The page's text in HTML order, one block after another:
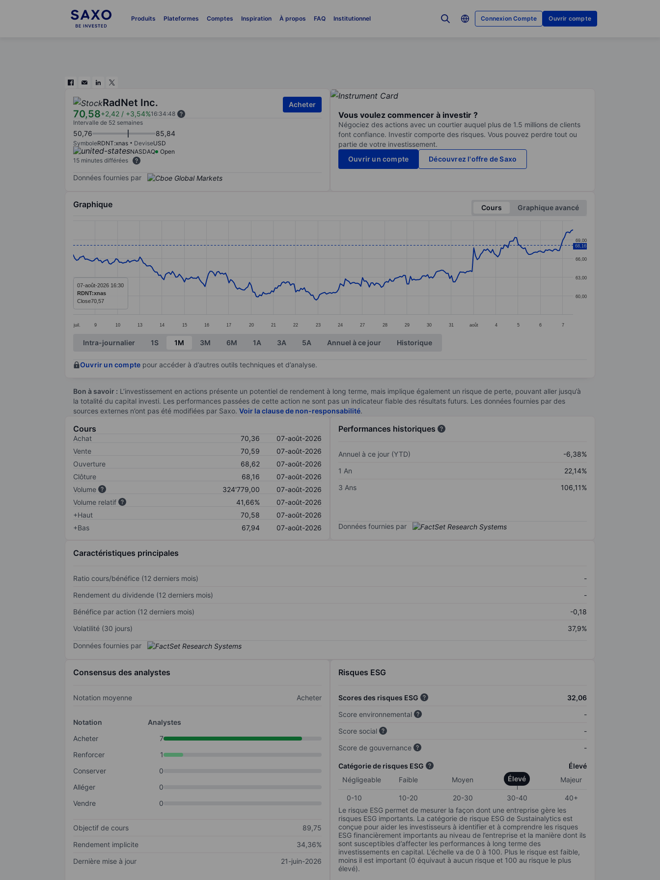
Produits Plateformes Comptes Inspiration À propos FAQ Institutionnel Connexion Compte Ouvrir compte
RadNet Inc.
70,58+2,42 / +3,54%16:34:48
Acheter
Intervalle de 52 semaines
50,76 85,84
SymboleRDNT:xnas DeviseUSD
NASDAQ
Open
15 minutes différées
Données fournies par
Vous voulez commencer à investir ?
Négociez des actions avec un courtier auquel plus de 1.5 millions de clients
font confiance. Investir comporte des risques. Vous pouvez perdre tout ou
partie de votre investissement.
Ouvrir un compte
Découvrez l'offre de Saxo
Graphique Cours
Graphique avancé
Line chart with 293 data points.
The chart has 1 X axis displaying categories.
The chart has 1 Y axis displaying values. Data ranges from 59.29 to 70.57.
juil. 9 10 13 14 15 16 17 20 21 22 23 24 27 28 29 30 31 août 4 5 6 7
60,00
63,00
66,00
69,00
68,16
07-août-2026 16:30
RDNT:xnas
Close70,57
End of interactive chart.
Intra-journalier 1S 1M 3M 6M 1A 3A 5A Annuel à ce jour Historique
Ouvrir un compte pour accéder à d’autres outils techniques et d’analyse.
Bon à savoir : L’investissement en actions présente un potentiel de rendement à long terme, mais implique également un risque de perte, pouvant aller jusqu’à
la totalité du capital investi. Les performances passées de cette action ne sont pas un indicateur fiable des résultats futurs. Les données fournies par des
sources externes n’ont pas été modifiées par Saxo. Voir la clause de non-responsabilité.
Cours
Achat 70,36
07-août-2026
Vente
70,59
07-août-2026
Ouverture
68,62
07-août-2026
Clôture
68,16
07-août-2026
Volume
324'779,00
07-août-2026
Volume relatif
41,66%
07-août-2026
+Haut
70,58
07-août-2026
+Bas
67,94 07-août-2026
Performances historiques
Annuel à ce jour (YTD)
-6,38%
1 An
22,14%
3 Ans
106,11%
Données fournies par
Caractéristiques principales
Ratio cours/bénéfice (12 derniers mois)
-
Rendement du dividende (12 derniers mois)
-
Bénéfice par action (12 derniers mois)
-0,18
Volatilité (30 jours)
37,9%
Données fournies par
Consensus des analystes
Notation moyenne Acheter
Notation
Analystes
Acheter
7
Renforcer
1
Conserver
0
Alléger
0
Vendre
0
Objectif de cours
89,75
Rendement implicite
34,36%
Dernière mise à jour
21-juin-2026
Risques ESG
Scores des risques ESG
32,06
Score environnemental
-
Score social
-
Score de gouvernance
-
Catégorie de risques ESG
Élevé
Négligeable
Faible Moyen Élevé Majeur
0-10 10-20 20-30 30-40
40+
Le risque ESG permet de mesurer la façon dont une entreprise gère les
risques ESG importants. La catégorie de risque ESG de Sustainalytics est
conçue pour aider les investisseurs à identifier et à comprendre les risques
ESG financièrement importants au niveau de l’entreprise et la manière dont ils
sont susceptibles d’affecter les performances à long terme des
investissements en capital. L’échelle va de 0 à 100. Plus le risque est faible,
moins il est important (0 équivaut à aucun risque et 100 au risque le plus
élevé).